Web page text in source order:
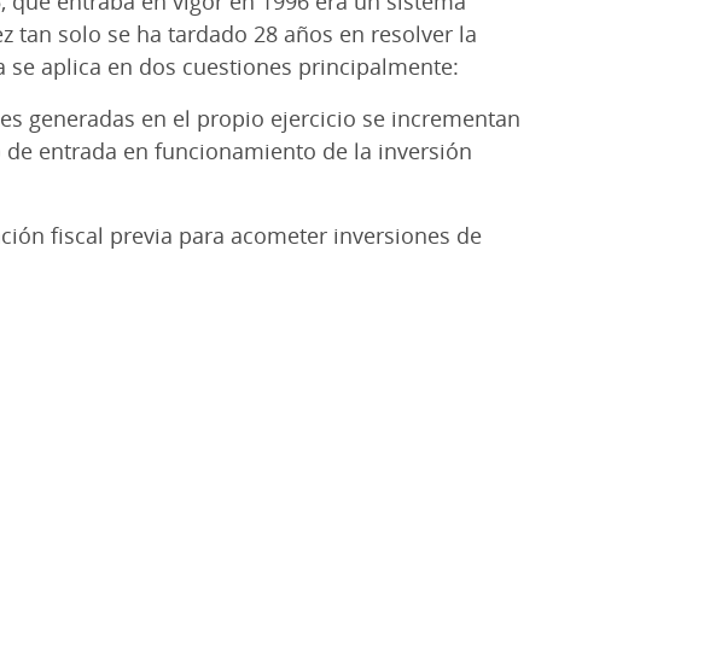
tan solo se ha tardado 28 años en resolver la
aplica en dos cuestiones principalmente:
generadas en el propio ejercicio se incrementan
entrada en funcionamiento de la inversión
fiscal previa para acometer inversiones de